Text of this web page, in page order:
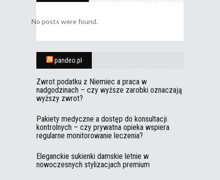
No posts were found.
pandeo.pl
Zwrot podatku z Niemiec a praca w
nadgodzinach – czy wyższe zarobki oznaczają
wyższy zwrot?
Pakiety medyczne a dostęp do konsultacji
kontrolnych – czy prywatna opieka wspiera
regularne monitorowanie leczenia?
Eleganckie sukienki damskie letnie w
nowoczesnych stylizacjach premium